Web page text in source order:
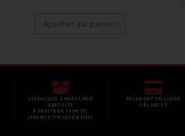
Ajouter au panier
LIVRAISON SHOP2SHOP
GRATUITE
À PARTIR DE 350€ TTC
(FRANCE UNIQUEMENT)
PAIEMENT EN LIGNE
SÉCURISÉ